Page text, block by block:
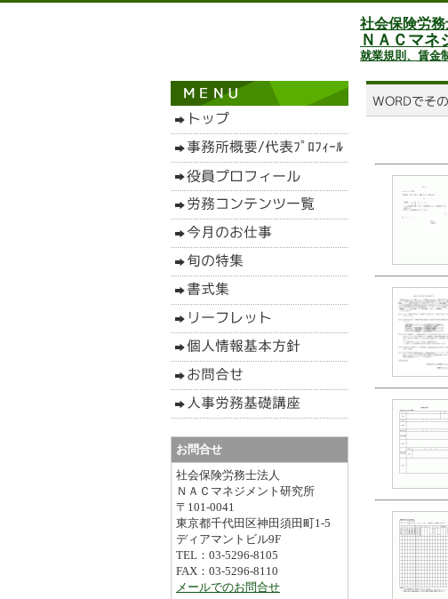
社会保険労務
ＮＡＣマネ
就業規則、賃金
お問合せ
社会保険労務士法人
ＮＡＣマネジメント研究所
〒101-0041
東京都千代田区神田須田町1-5
ディアマントビル9F
TEL：03-5296-8105
FAX：03-5296-8110
メールでのお問合せ